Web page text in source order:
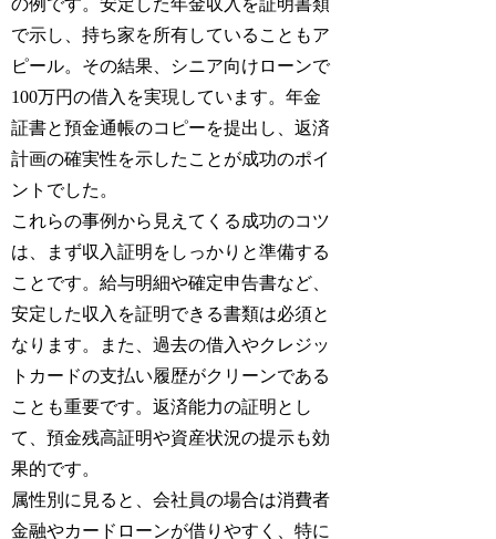
で示し、持ち家を所有していることもア
ピール。その結果、シニア向けローンで
100万円の借入を実現しています。年金
証書と預金通帳のコピーを提出し、返済
計画の確実性を示したことが成功のポイ
ントでした。
これらの事例から見えてくる成功のコツ
は、まず収入証明をしっかりと準備する
ことです。給与明細や確定申告書など、
安定した収入を証明できる書類は必須と
なります。また、過去の借入やクレジッ
トカードの支払い履歴がクリーンである
ことも重要です。返済能力の証明とし
て、預金残高証明や資産状況の提示も効
果的です。
属性別に見ると、会社員の場合は消費者
金融やカードローンが借りやすく、特に